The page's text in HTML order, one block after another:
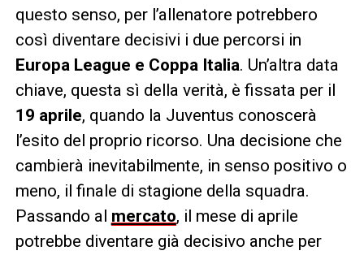
questo senso, per l’allenatore potrebbero
così diventare decisivi i due percorsi in
Europa League e Coppa Italia. Un’altra data
chiave, questa sì della verità, è fissata per il
19 aprile, quando la Juventus conoscerà
l’esito del proprio ricorso. Una decisione che
cambierà inevitabilmente, in senso positivo o
meno, il finale di stagione della squadra.
Passando al mercato, il mese di aprile
potrebbe diventare già decisivo anche per